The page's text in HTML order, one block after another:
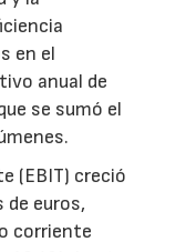
en el
anual de
se sumó el
(EBIT) creció
de euros,
corriente